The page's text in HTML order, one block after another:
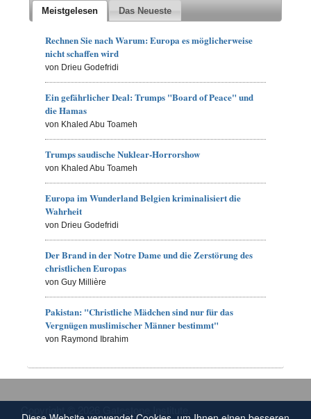
Meistgelesen Das Neueste
Rechnen Sie nach Warum: Europa es möglicherweise
nicht schaffen wird
von Drieu Godefridi
Ein gefährlicher Deal: Trumps "Board of Peace" und
die Hamas
von Khaled Abu Toameh
Trumps saudische Nuklear-Horrorshow
von Khaled Abu Toameh
Europa im Wunderland Belgien kriminalisiert die
Wahrheit
von Drieu Godefridi
Der Brand in der Notre Dame und die Zerstörung des
christlichen Europas
von Guy Millière
Pakistan: "Christliche Mädchen sind nur für das
Vergnügen muslimischer Männer bestimmt"
von Raymond Ibrahim